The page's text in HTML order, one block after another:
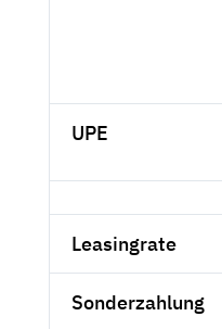
UPE
Leasingrate
Sonderzahlung